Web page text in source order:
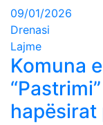
09/01/2026
Drenasi
Lajme
Komuna
hapësirat